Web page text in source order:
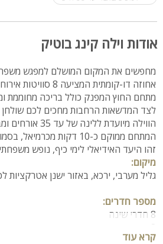
אודות וילה קינג בוטיק
זהו היעד האידיאלי לימי כיף, נופש משפחתי
מיקום:
גליל מערבי, ירכא, באזור ישנן
מספר חדרים:
8 חדרי שינה
קרא עוד